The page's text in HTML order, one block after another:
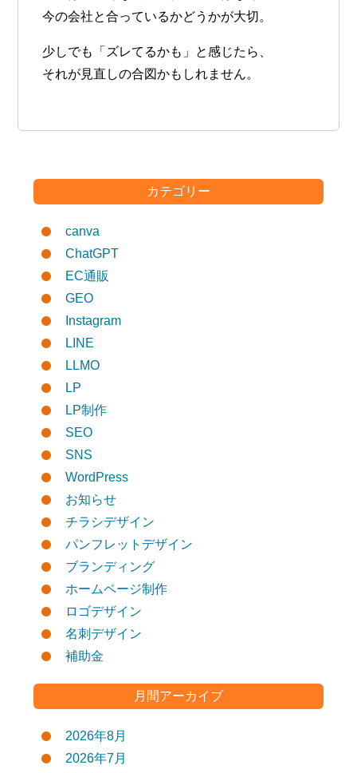
今の会社と合っているかどうかが大切。
少しでも「ズレてるかも」と感じたら、
それが見直しの合図かもしれません。
カテゴリー
canva
ChatGPT
EC通販
GEO
Instagram
LINE
LLMO
LP
LP制作
SEO
SNS
WordPress
お知らせ
チラシデザイン
パンフレットデザイン
ブランディング
ホームページ制作
ロゴデザイン
名刺デザイン
補助金
月間アーカイブ
2026年8月
2026年7月